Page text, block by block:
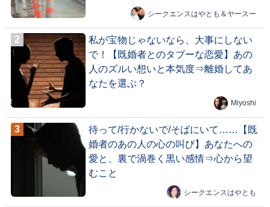
シークエンスはやとも＆ヤースー
私が宝物じゃないなら、大事にしない
で！【既婚者とのタブーな恋愛】あの
人のズルい想いと本気度⇒離婚してあ
なたを選ぶ？
Miyoshi
待って/行かないで/そばにいて……【既
婚者のあの人の心の叫び】あなたへの
愛と、裏で渦巻く黒い感情⇒心から望
むこと
シークエンスはやとも